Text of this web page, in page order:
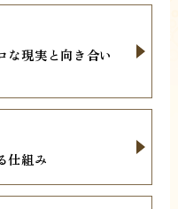
な現実と向き合い
仕組み